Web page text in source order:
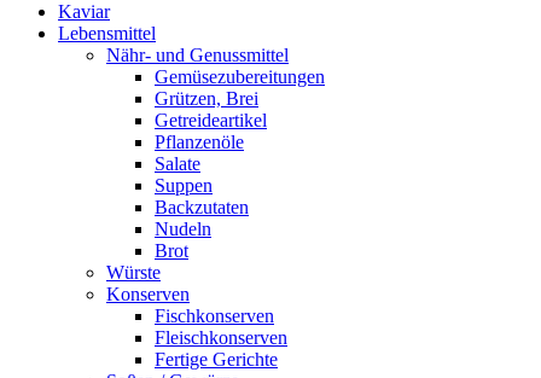
Kaviar
Lebensmittel
Nähr- und Genussmittel
Gemüsezubereitungen
Grützen, Brei
Getreideartikel
Pflanzenöle
Salate
Suppen
Backzutaten
Nudeln
Brot
Würste
Konserven
Fischkonserven
Fleischkonserven
Fertige Gerichte